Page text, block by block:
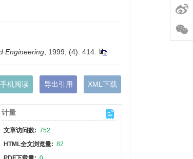
Engineering , 1999, (4): 414.
手机阅读 导出引用 XML下载
计量
文章访问数: 752
HTML全文浏览量: 82